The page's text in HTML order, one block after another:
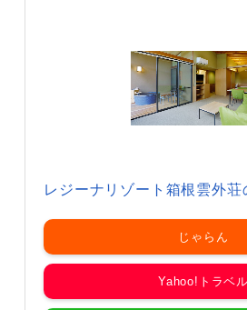
レジーナリゾート箱根雲外荘
じゃらん
Yahoo!トラベル